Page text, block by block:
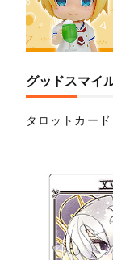
グッドスマイ
タロットカード